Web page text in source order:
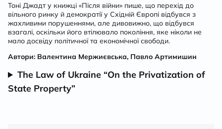
Тоні Джадт у книжці «Після війни» пише, що перехід до
вільного ринку й демократії у Східній Європі відбувся з
жахливими порушеннями, але дивовижно, що відбувся
взагалі, оскільки його втілювало покоління, яке ніколи не
мало досвіду політичної та економічної свободи.
Автори: Валентина Мержиєвська, Павло Артимишин
The Law of Ukraine “On the Privatization of
State Property”